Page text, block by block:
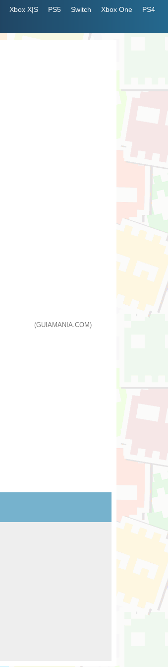
Xbox X|S PS5 Switch Xbox One
PS4
(GUIAMANIA.COM)